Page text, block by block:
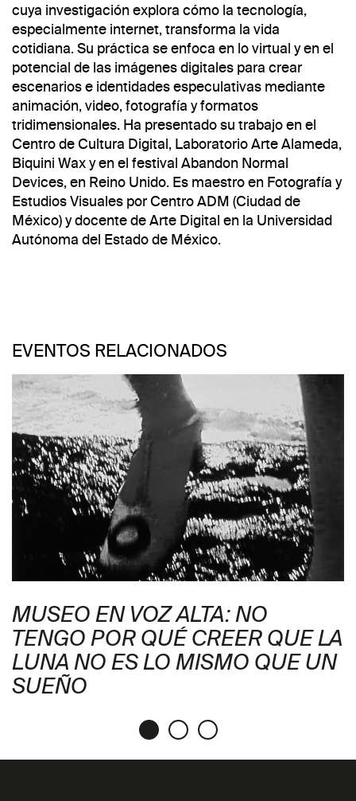
cuya investigación explora cómo la tecnología,
especialmente internet, transforma la vida
cotidiana. Su práctica se enfoca en lo virtual y en el
potencial de las imágenes digitales para crear
escenarios e identidades especulativas mediante
animación, video, fotografía y formatos
tridimensionales. Ha presentado su trabajo en el
Centro de Cultura Digital, Laboratorio Arte Alameda,
Biquini Wax y en el festival Abandon Normal
Devices, en Reino Unido. Es maestro en Fotografía y
Estudios Visuales por Centro ADM (Ciudad de
México) y docente de Arte Digital en la Universidad
Autónoma del Estado de México.
EVENTOS RELACIONADOS
MUSEO EN VOZ ALTA: NO
TENGO POR QUÉ CREER QUE LA
LUNA NO ES LO MISMO QUE UN
SUEÑO